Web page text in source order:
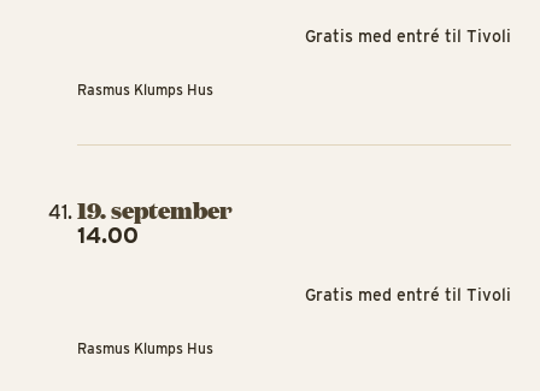
Rasmus Klumps Hus
Gratis med entré til Tivoli
19. september
14.00
Rasmus Klumps Hus
Gratis med entré til Tivoli